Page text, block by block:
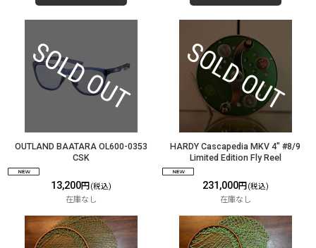
OUTLAND BAATARA OL600-0353
CSK
13,200円 (税込)
在庫なし
HARDY Cascapedia MKV 4" #8/9
Limited Edition Fly Reel
231,000円 (税込)
在庫なし